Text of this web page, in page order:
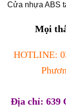
Cửa nhựa ABS
Mọi
HOTLINE:
Địa chỉ: 639